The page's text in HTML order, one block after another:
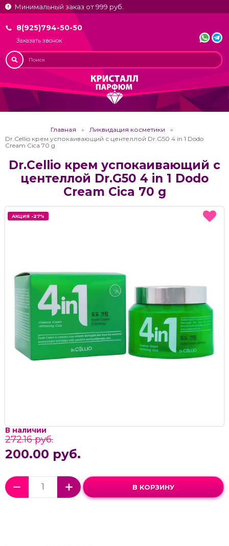
Минимальный заказ от 999 руб.
8(925)794-50-50
Заказать звонок
Главная
Ликвидация косметики
Dr.Cellio крем успокаивающий с центеллой Dr.G50 4 in 1 Dodo
Cream Cica 70 g
Dr.Cellio крем успокаивающий с
центеллой Dr.G50 4 in 1 Dodo
Cream Cica 70 g
АКЦИЯ -27%
АКЦИЯ -27%
В наличии
272.16 руб.
200.00 руб.
В КОРЗИНУ